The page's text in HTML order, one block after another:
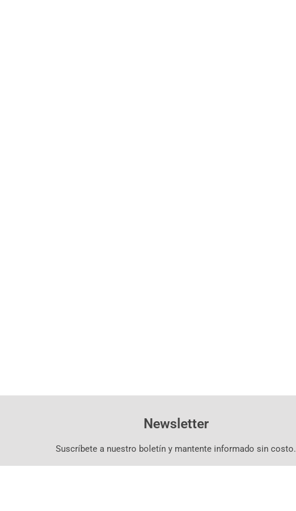
Newsletter
Suscríbete a nuestro boletín y mantente informado sin costo.